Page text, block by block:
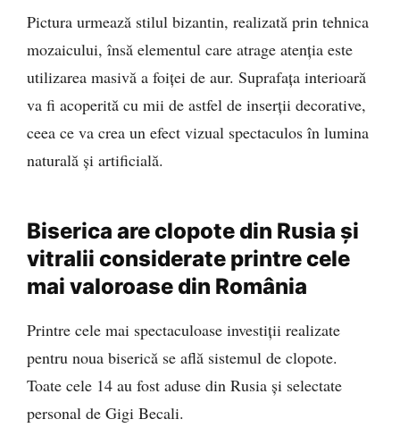
Pictura urmează stilul bizantin, realizată prin tehnica
mozaicului, însă elementul care atrage atenția este
utilizarea masivă a foiței de aur. Suprafața interioară
va fi acoperită cu mii de astfel de inserții decorative,
ceea ce va crea un efect vizual spectaculos în lumina
naturală și artificială.
Biserica are clopote din Rusia și
vitralii considerate printre cele
mai valoroase din România
Printre cele mai spectaculoase investiții realizate
pentru noua biserică se află sistemul de clopote.
Toate cele 14 au fost aduse din Rusia și selectate
personal de Gigi Becali.